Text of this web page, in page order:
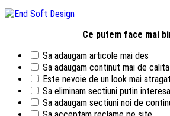
Ce putem face mai
Sa adaugam articole mai des
Sa adaugam continut mai de
Este nevoie de un look mai
Sa eliminam sectiuni putin
Sa adaugam sectiuni noi de